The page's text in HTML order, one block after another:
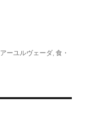
カ
アーユルヴェーダ,食・